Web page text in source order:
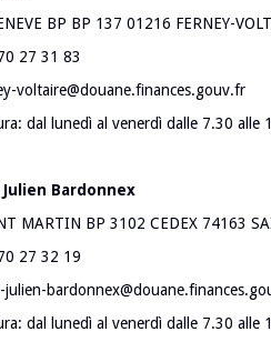
BP BP 137 01216 FERNEY-
27 31 83
voltaire@douane.finances.gouv.fr
dal lunedì al venerdì dalle 7.30 alle
Bardonnex
MARTIN BP 3102 CEDEX 74163
27 32 19
julien-
dal lunedì al venerdì dalle 7.30 alle